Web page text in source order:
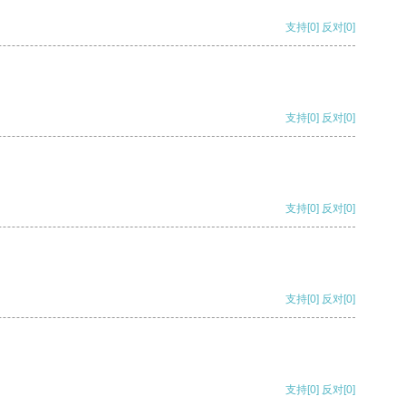
支持[0] 反对[0]
支持[0] 反对[0]
支持[0] 反对[0]
支持[0] 反对[0]
支持[0] 反对[0]